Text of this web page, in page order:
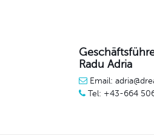
Radu Adria
Email:
Tel: +43-664